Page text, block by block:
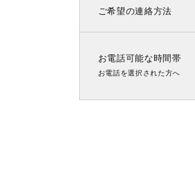
ご希望の連絡方法
お電話可能な時間帯
お電話を選択された方へ